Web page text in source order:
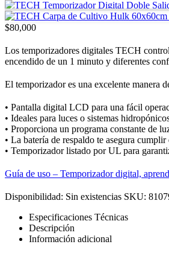
$80,000
Los temporizadores digitales TECH
encendido de un 1 minuto y diferentes
El temporizador es una excelente manera
• Pantalla digital LCD para una fácil
• Ideales para luces o sistemas
• Proporciona un programa constante de
• La batería de respaldo te asegura
• Temporizador listado por UL para
Guía de uso – Temporizador digital,
Disponibilidad: Sin existencias SKU:
Especificaciones Técnicas
Descripción
Información adicional